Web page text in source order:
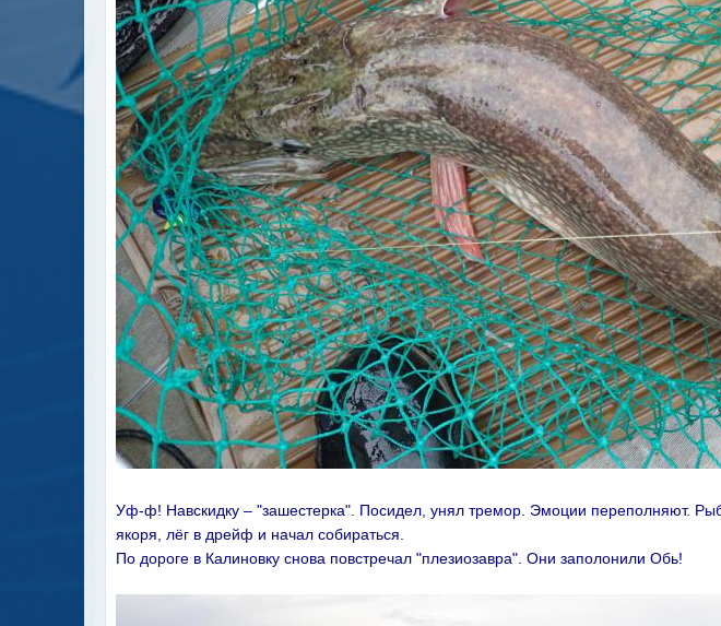
Уф-ф! Навскидку – "зашестерка". Посидел, унял тремор. Эмоции переполняют.
якоря, лёг в дрейф и начал собираться.
По дороге в Калиновку снова повстречал "плезиозавра". Они заполонили Обь!